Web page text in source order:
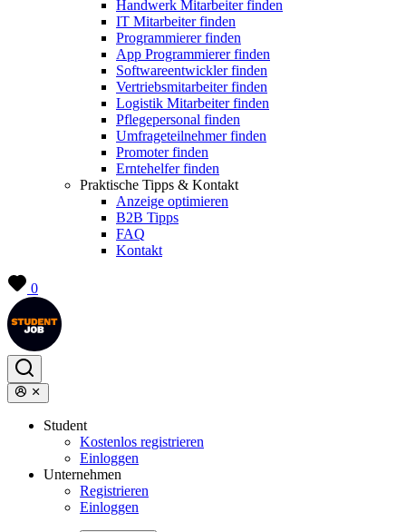
Handwerk Mitarbeiter finden
IT Mitarbeiter finden
Programmierer finden
App Programmierer finden
Softwareentwickler finden
Vertriebsmitarbeiter finden
Logistik Mitarbeiter finden
Pflegepersonal finden
Umfrageteilnehmer finden
Promoter finden
Erntehelfer finden
Praktische Tipps & Kontakt
Anzeige optimieren
B2B Tipps
FAQ
Kontakt
0
Student
Kostenlos registrieren
Einloggen
Unternehmen
Registrieren
Einloggen